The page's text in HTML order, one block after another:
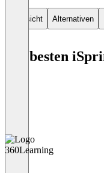
Übersicht Alternativen
Die besten
360Learning